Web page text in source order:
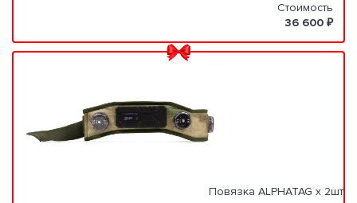
Стоимость
36 600 ₽
Повязка ALPHATAG x 2шт.